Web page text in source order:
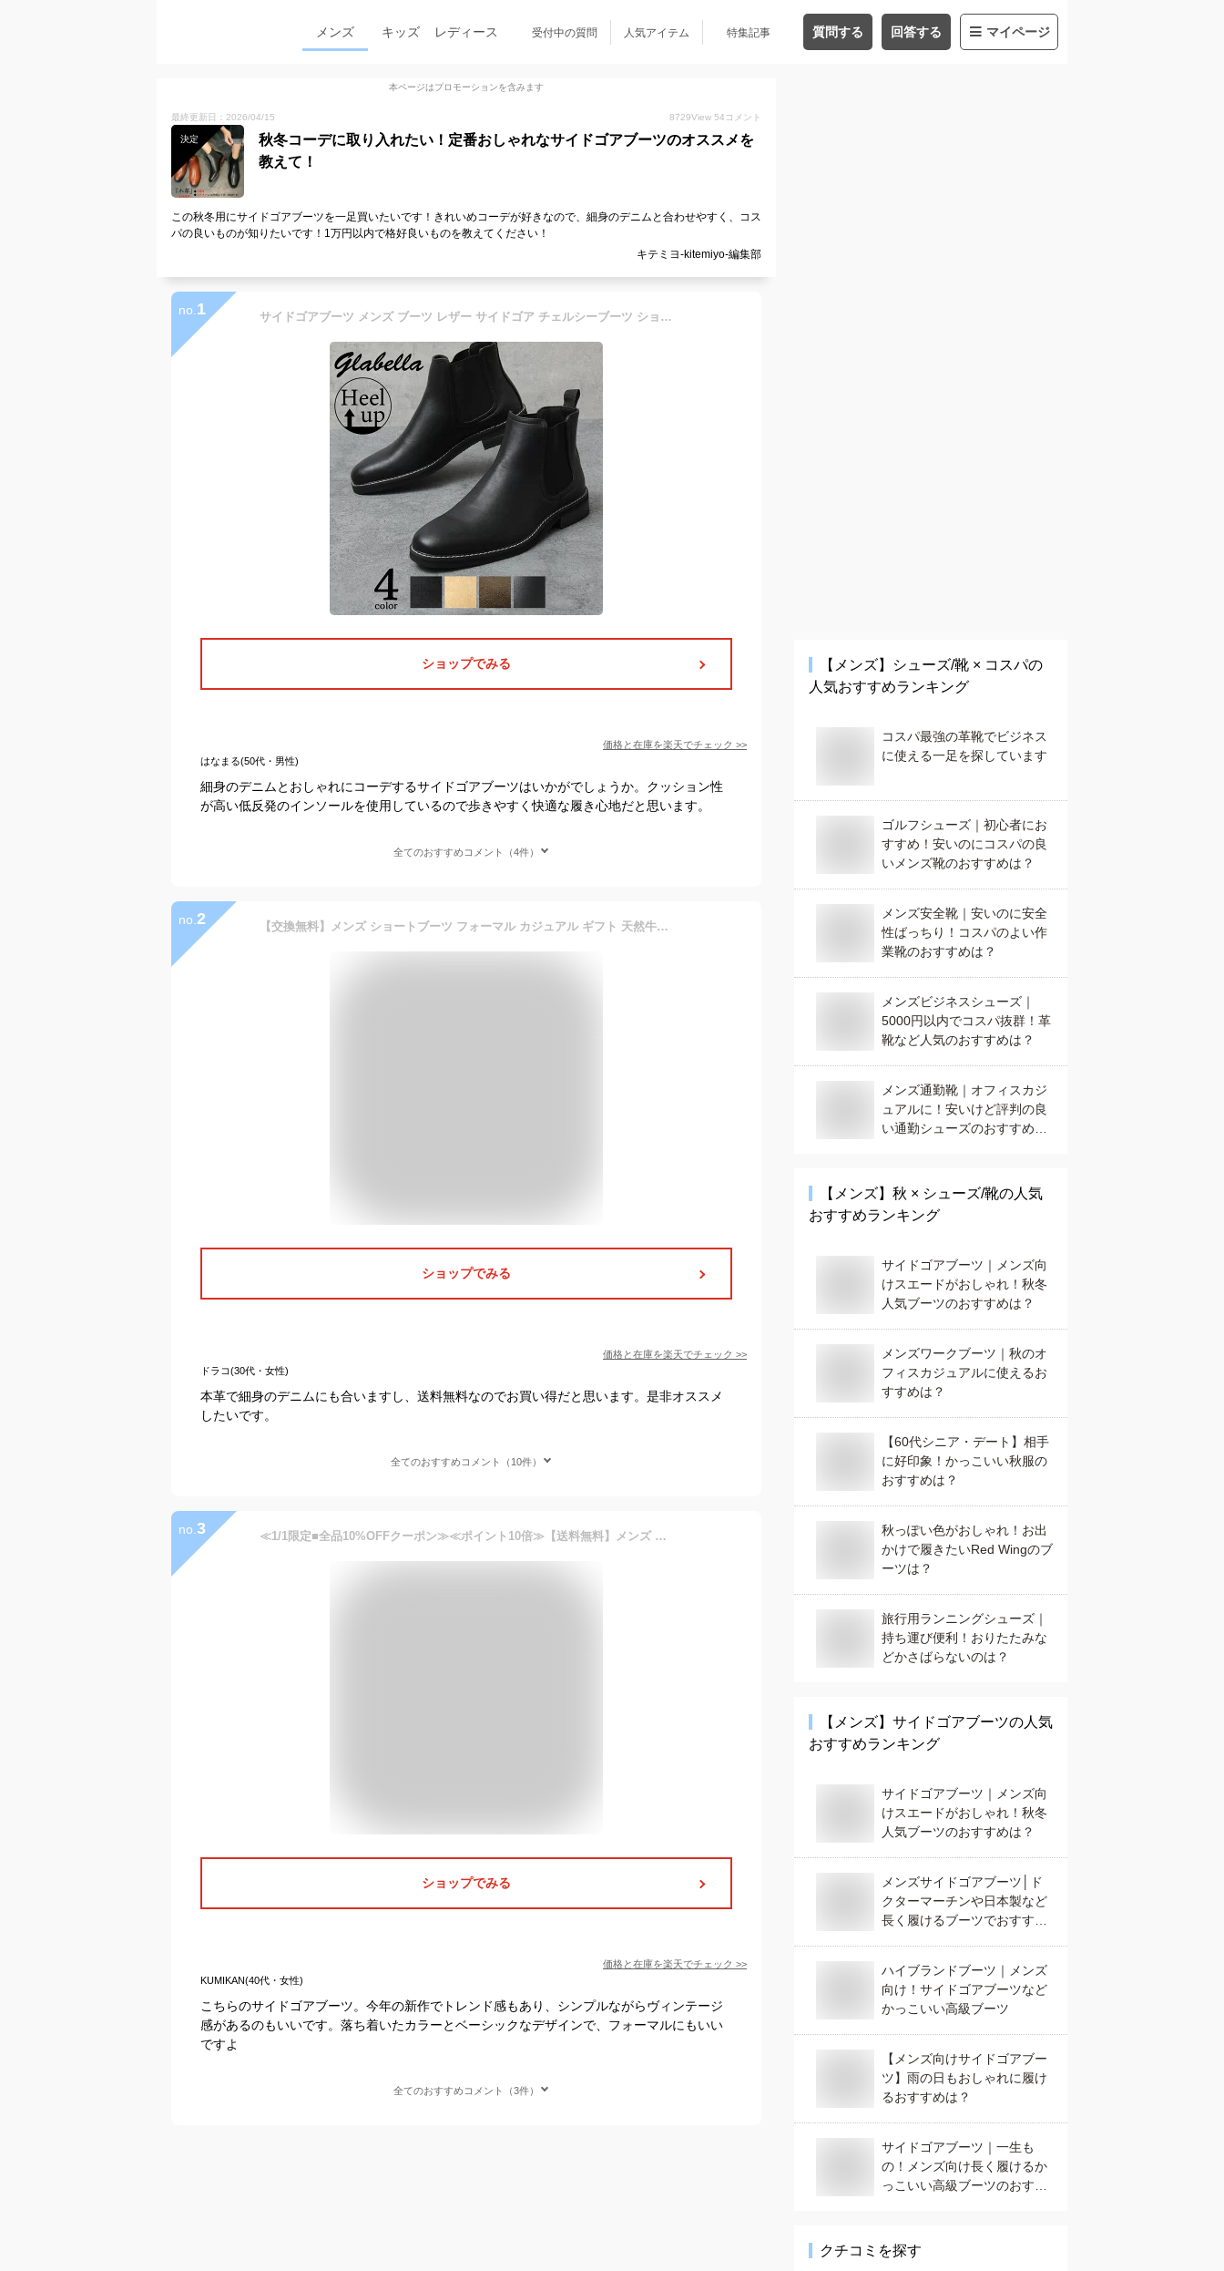
メンズ キッズ レディース 受付中の質問 人気アイテム 特集記事 質問する 回答する マイページ
本ページはプロモーションを含みます
最終更新日：2026/04/15 8729View 54 コメント
決定
秋冬コーデに取り入れたい！定番おしゃれなサイドゴアブーツのオススメを
教えて！
この秋冬用にサイドゴアブーツを一足買いたいです！きれいめコーデが好きなので、細身のデニムと合わせやすく、コス
パの良いものが知りたいです！1万円以内で格好良いものを教えてください！
キテミヨ-kitemiyo-編集部
no. 1 サイドゴアブーツ メンズ ブーツ レザー サイドゴア チェルシーブーツ ショートブーツ スエード スウェード ブラック ベージュ ブラウン モード カジュアル 革靴 メンズシューズ シンプル glabella グラベラ
ショップでみる
価格と在庫を楽天でチェック >>
はなまる(50代・男性)
細身のデニムとおしゃれにコーデするサイドゴアブーツはいかがでしょうか。クッション性
が高い低反発のインソールを使用しているので歩きやすく快適な履き心地だと思います。
全てのおすすめコメント（4件）
no. 2 【交換無料】メンズ ショートブーツ フォーマル カジュアル ギフト 天然牛革 本革 防寒 幅広 甲高 男性 チェルシーブーツ ビジネスシューズ サイドゴアブーツ 紳士靴ドレスアンクルブーツ ドレス 靴 ブラック ブラウン 皮靴 スーツ 疲れない 短靴 走れる リクルート 仕事 3E
ショップでみる
価格と在庫を楽天でチェック >>
ドラコ(30代・女性)
本革で細身のデニムにも合いますし、送料無料なのでお買い得だと思います。是非オススメ
したいです。
全てのおすすめコメント（10件）
no. 3 ≪1/1限定■全品10%OFFクーポン≫≪ポイント10倍≫【送料無料】メンズ ブーツ サイドゴアブーツ メンズブーツ ショートブーツ ワークブーツ ドレスシューズ フォーマル 革靴 ビジネス ヴィンテージ ウイングチップ Zeeno ジーノ 靴 メンズシューズ ze1999/
ショップでみる
価格と在庫を楽天でチェック >>
KUMIKAN(40代・女性)
こちらのサイドゴアブーツ。今年の新作でトレンド感もあり、シンプルながらヴィンテージ
感があるのもいいです。落ち着いたカラーとベーシックなデザインで、フォーマルにもいい
ですよ
全てのおすすめコメント（3件）
【メンズ】 シューズ/靴 × コスパの
人気おすすめランキング
コスパ最強の革靴でビジネス
に使える一足を探しています
ゴルフシューズ｜初心者にお
すすめ！安いのにコスパの良
いメンズ靴のおすすめは？
メンズ安全靴｜安いのに安全
性ばっちり！コスパのよい作
業靴のおすすめは？
メンズビジネスシューズ｜
5000円以内でコスパ抜群！革
靴など人気のおすすめは？
メンズ通勤靴｜オフィスカジ
ュアルに！安いけど評判の良
い通勤シューズのおすすめ
【メンズ】 秋 × シューズ/靴の人気
おすすめランキング
サイドゴアブーツ｜メンズ向
けスエードがおしゃれ！秋冬
人気ブーツのおすすめは？
メンズワークブーツ｜秋のオ
フィスカジュアルに使えるお
すすめは？
【60代シニア・デート】相手
に好印象！かっこいい秋服の
おすすめは？
秋っぽい色がおしゃれ！お出
かけで履きたいRed Wingのブ
ーツは？
旅行用ランニングシューズ｜
持ち運び便利！おりたたみな
どかさばらないのは？
【メンズ】 サイドゴアブーツの人気
おすすめランキング
サイドゴアブーツ｜メンズ向
けスエードがおしゃれ！秋冬
人気ブーツのおすすめは？
メンズサイドゴアブーツ│ド
クターマーチンや日本製など
長く履けるブーツでおすすめ
ハイブランドブーツ｜メンズ
向け！サイドゴアブーツなど
かっこいい高級ブーツ
【メンズ向けサイドゴアブー
ツ】雨の日もおしゃれに履け
るおすすめは？
サイドゴアブーツ｜一生も
の！メンズ向け長く履けるか
っこいい高級ブーツのおすす
クチコミを探す